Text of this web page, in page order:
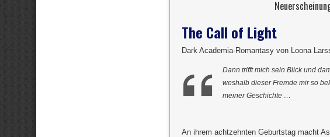
The Call of Light
Dark Academia-Romantasy von Loona
Dann trifft mich sein Blick und
weshalb dieser Fremde mir so
meiner Geschichte …
An ihrem achtzehnten Geburtstag macht